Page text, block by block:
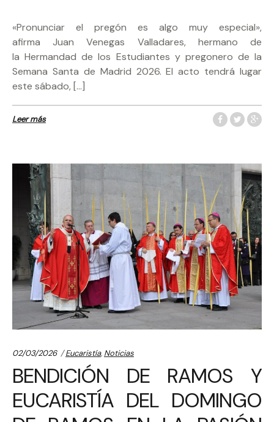
«Pronunciar el pregón es algo muy especial»,
afirma Juan Venegas Valladares, hermano de
la Hermandad de los Estudiantes y pregonero de la
Semana Santa de Madrid 2026. El acto tendrá lugar
este sábado, […]
Leer más
02/03/2026 Categories:
Eucaristía, Noticias
BENDICIÓN DE RAMOS Y
EUCARISTÍA DEL DOMINGO